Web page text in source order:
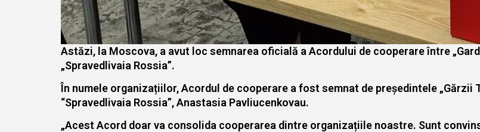
Astăzi, la Moscova, a avut loc semnarea oficială a Acordului de cooperare între
„Spravedlivaia Rossia”.
În numele organizațiilor, Acordul de cooperare a fost semnat de președintele „Gărzii
“Spravedlivaia Rossia”, Anastasia Pavliucenkovau.
„Acest Acord doar va consolida cooperarea dintre organizațiile noastre. Sunt